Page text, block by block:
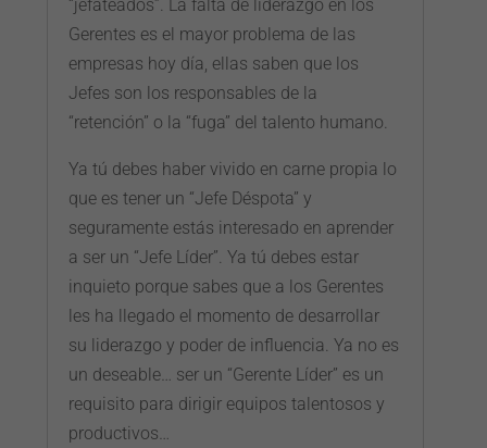
“jefateados”. La falta de liderazgo en los
Gerentes es el mayor problema de las
empresas hoy día, ellas saben que los
Jefes son los responsables de la
“retención” o la “fuga” del talento humano.
Ya tú debes haber vivido en carne propia lo
que es tener un “Jefe Déspota” y
seguramente estás interesado en aprender
a ser un “Jefe Líder”. Ya tú debes estar
inquieto porque sabes que a los Gerentes
les ha llegado el momento de desarrollar
su liderazgo y poder de influencia. Ya no es
un deseable… ser un “Gerente Líder” es un
requisito para dirigir equipos talentosos y
productivos…